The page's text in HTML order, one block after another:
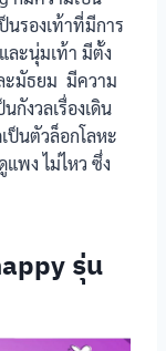
ตุ้งติ้งหรือแมวดุ๊
ปีกกับหัวใจ
นรองเท้าที่มีการ
ละนุ่มเท้า มีตั้ง
ะมัธยม มีความ
กังวลเรื่องเดิน
ป็นตัวล็อกโลหะ
พง ไม่ไหว ซึ่ง
รุ่น